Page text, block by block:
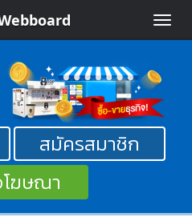
Toggle
สมัครสมาชิก
โฆษณา